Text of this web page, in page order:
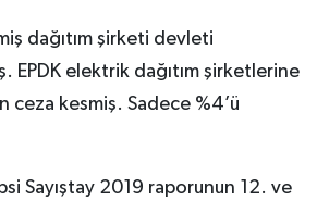
dağıtım şirketi devleti
EPDK elektrik dağıtım şirketlerine
ceza kesmiş. Sadece %4’ü
Sayıştay 2019 raporunun 12. ve